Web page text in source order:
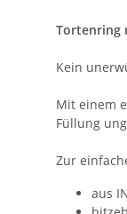
Tortenring
Kein
Mit einem
Füllung
Zur
aus